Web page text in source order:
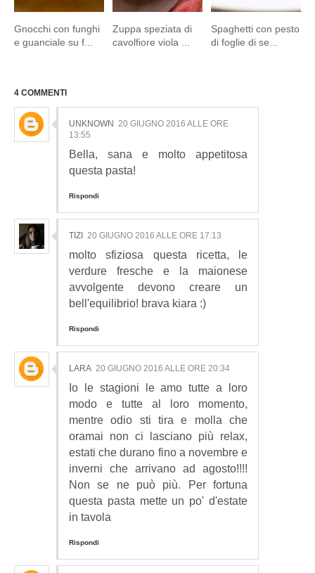
Gnocchi con funghi
e guanciale su f...
Zuppa speziata di
cavolfiore viola ...
Spaghetti con pesto
di foglie di se...
4 COMMENTI
UNKNOWN 20 GIUGNO 2016 ALLE ORE
13:55
Bella, sana e molto appetitosa
questa pasta!
Rispondi
TIZI 20 GIUGNO 2016 ALLE ORE 17:13
molto sfiziosa questa ricetta, le
verdure fresche e la maionese
avvolgente devono creare un
bell'equilibrio! brava kiara :)
Rispondi
LARA 20 GIUGNO 2016 ALLE ORE 20:34
Io le stagioni le amo tutte a loro
modo e tutte al loro momento,
mentre odio sti tira e molla che
oramai non ci lasciano più relax,
estati che durano fino a novembre e
inverni che arrivano ad agosto!!!!
Non se ne può più. Per fortuna
questa pasta mette un po' d'estate
in tavola
Rispondi